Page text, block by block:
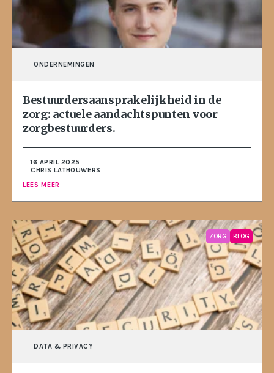
ONDERNEMINGEN
Bestuurdersaansprakelijkheid in de
zorg: actuele aandachtspunten voor
zorgbestuurders.
16 APRIL 2025
CHRIS LATHOUWERS
LEES MEER
ZORG BLOG
DATA & PRIVACY